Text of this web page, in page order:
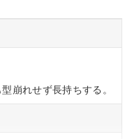
崩れせず長持ちする。